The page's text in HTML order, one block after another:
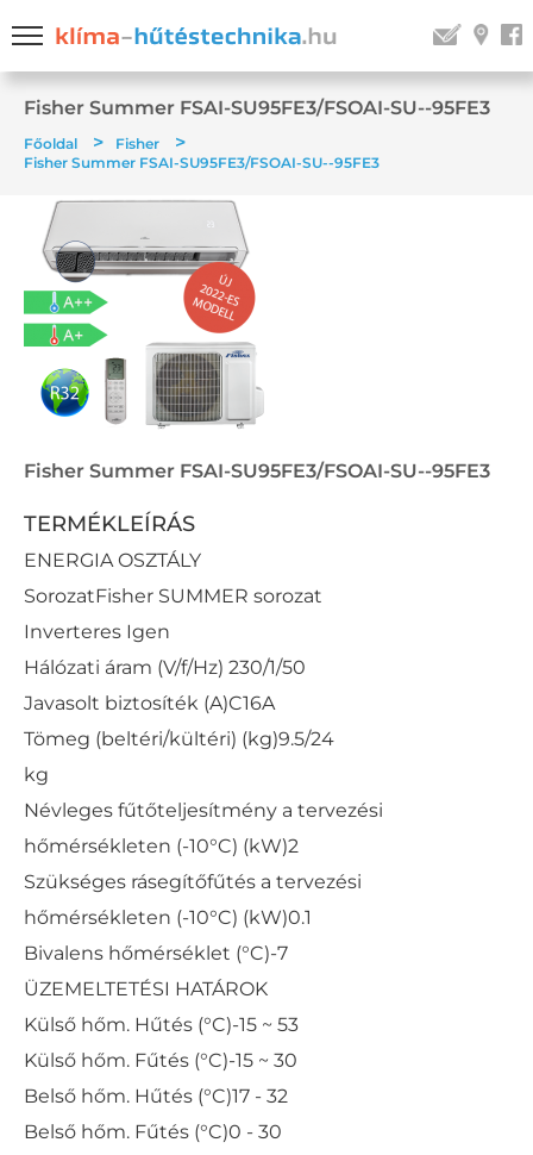
Fisher Summer FSAI-SU95FE3/FSOAI-SU--95FE3
Főoldal > Fisher >
Fisher Summer FSAI-SU95FE3/FSOAI-SU--95FE3
Fisher Summer FSAI-SU95FE3/FSOAI-SU--95FE3
TERMÉKLEÍRÁS
ENERGIA OSZTÁLY
SorozatFisher SUMMER sorozat
Inverteres Igen
Hálózati áram (V/f/Hz) 230/1/50
Javasolt biztosíték (A)C16A
Tömeg (beltéri/kültéri) (kg)9.5/24
kg
Névleges fűtőteljesítmény a tervezési
hőmérsékleten (-10°C) (kW)2
Szükséges rásegítőfűtés a tervezési
hőmérsékleten (-10°C) (kW)0.1
Bivalens hőmérséklet (°C)-7
ÜZEMELTETÉSI HATÁROK
Külső hőm. Hűtés (°C)-15 ~ 53
Külső hőm. Fűtés (°C)-15 ~ 30
Belső hőm. Hűtés (°C)17 - 32
Belső hőm. Fűtés (°C)0 - 30